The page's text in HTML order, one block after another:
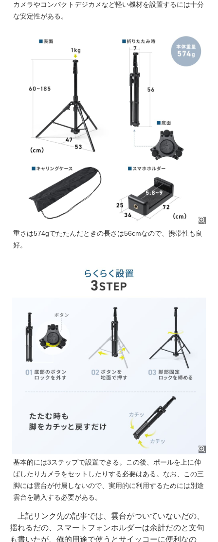
カメラやコンパクトデジカメなど軽い機材を設置するには十分
な安定性がある。
重さは574gでたたんだときの長さは56cmなので、携帯性も良
好。
基本的には3ステップで設置できる。この後、ポールを上に伸
ばしたりカメラをセットしたりする必要はある。なお、この三
脚には雲台が付属しないので、実用的に利用するためには別途
雲台を購入する必要がある。
上記リンク先の記事では、雲台がついていないだの、
揺れるだの、スマートフォンホルダーは余計だのと文句
も書いたが、俺的用途で使うとサイッコーに便利なの